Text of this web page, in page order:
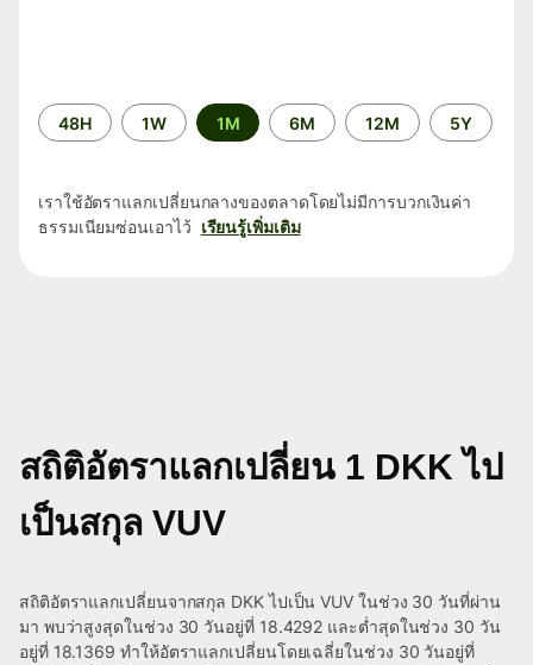
ระยะ
เวลา
48H 1W 1M 6M 12M 5Y
เราใช้อัตราแลกเปลี่ยนกลางของตลาดโดยไม่มีการบวกเงินค่า
ธรรมเนียมซ่อนเอาไว้ เรียนรู้เพิ่มเติม
สถิติอัตราแลกเปลี่ยน 1 DKK ไป
เป็นสกุล VUV
สถิติอัตราแลกเปลี่ยนจากสกุล DKK ไปเป็น VUV ในช่วง 30 วันที่ผ่าน
มา พบว่าสูงสุดในช่วง 30 วันอยู่ที่ 18.4292 และต่ำสุดในช่วง 30 วัน
อยู่ที่ 18.1369 ทำให้อัตราแลกเปลี่ยนโดยเฉลี่ยในช่วง 30 วันอยู่ที่